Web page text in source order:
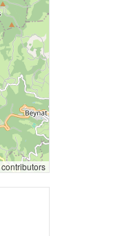
contributors